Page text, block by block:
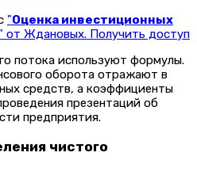
"Оценка инвестиционных
от Ждановых. Получить доступ
потока используют формулы.
оборота отражают в
средств, а коэффициенты
презентаций об
предприятия.
чистого